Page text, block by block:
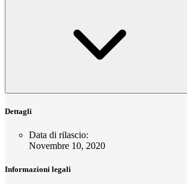
Dettagli
Data di rilascio:
Novembre 10, 2020
Informazioni legali